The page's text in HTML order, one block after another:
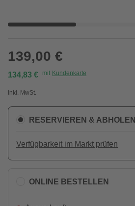
139,00 €
134,83 € mit Kundenkarte
Inkl. MwSt.
RESERVIEREN & ABHOLEN
Verfügbarkeit im Markt prüfen
ONLINE BESTELLEN